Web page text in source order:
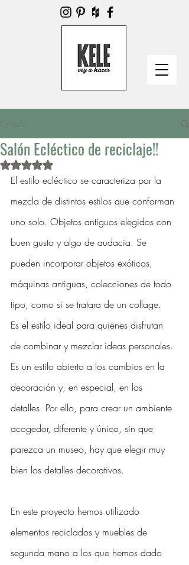
Entrada
Salón Ecléctico de reciclaje!!
Obtuvo NaN de 5 estrellas.
El estilo ecléctico se caracteriza por la
mezcla de distintos estilos que conforman
uno solo. Objetos antiguos elegidos con
buen gusto y algo de audacia. Se
pueden incorporar objetos exóticos,
máquinas antiguas, colecciones de todo
tipo, como si se tratara de un collage.
Es el estilo ideal para quienes disfrutan
de combinar y mezclar ideas personales.
Es un estilo abierto a los cambios en la
decoración y, en especial, en los
detalles. Por ello, para crear un ambiente
acogedor, diferente y único, sin que
parezca un museo, hay que elegir muy
bien los detalles decorativos.
En este proyecto hemos utilizado
elementos reciclados y muebles de
segunda mano a los que hemos dado